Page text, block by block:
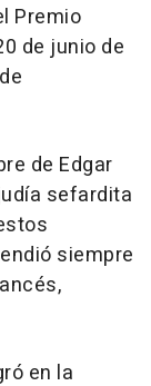
Premio
de junio de
de Edgar
sefardita
siempre
en la